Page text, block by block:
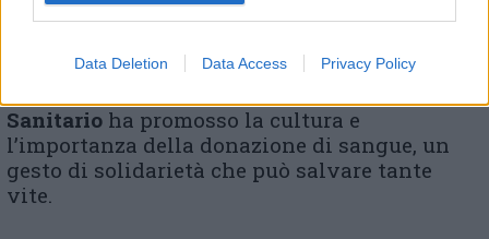
Data Deletion Data Access Privacy Policy
tutti i presenti. L’Associazione DonatoriNati
appartenenti alla Polizia di Stato –
Sanitario ha promosso la cultura e
l’importanza della donazione di sangue, un
gesto di solidarietà che può salvare tante
vite.